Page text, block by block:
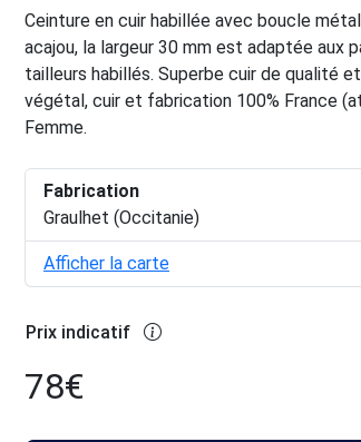
Ceinture en cuir habillée avec boucle
acajou, la largeur 30 mm est adaptée aux
tailleurs habillés. Superbe cuir de qualité
végétal, cuir et fabrication 100% France
Femme.
Fabrication
Graulhet (Occitanie)
Afficher la carte
Prix indicatif
78€